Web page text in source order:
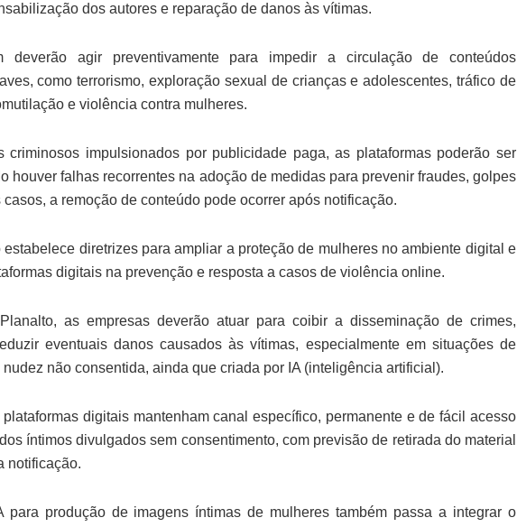
dos autores e reparação de danos às vítimas.
deverão agir preventivamente para impedir a circulação de conteúdos
como terrorismo, exploração sexual de crianças e adolescentes, tráfico de
e violência contra mulheres.
criminosos impulsionados por publicidade paga, as plataformas poderão ser
houver falhas recorrentes na adoção de medidas para prevenir fraudes, golpes
a remoção de conteúdo pode ocorrer após notificação.
diretrizes para ampliar a proteção de mulheres no ambiente digital e
digitais na prevenção e resposta a casos de violência online.
as empresas deverão atuar para coibir a disseminação de crimes,
eventuais danos causados às vítimas, especialmente em situações de
não consentida, ainda que criada por IA (inteligência artificial).
digitais mantenham canal específico, permanente e de fácil acesso
íntimos divulgados sem consentimento, com previsão de retirada do material
notificação.
produção de imagens íntimas de mulheres também passa a integrar o